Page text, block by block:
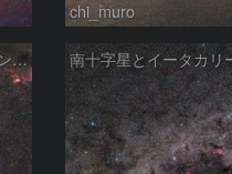
chi_muro
IC2944（ランニングチキン星雲）